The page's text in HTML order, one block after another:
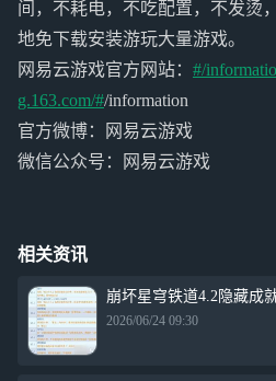
间，不耗电，不吃配置，不发烫
地免下载安装游玩大量游戏。
网易云游戏官方网站： #/
g.163.com/#/information
官方微博：网易云游戏
微信公众号：网易云游戏
相关资讯
崩坏星穹铁道4.2隐藏成
2026/06/24 09:30